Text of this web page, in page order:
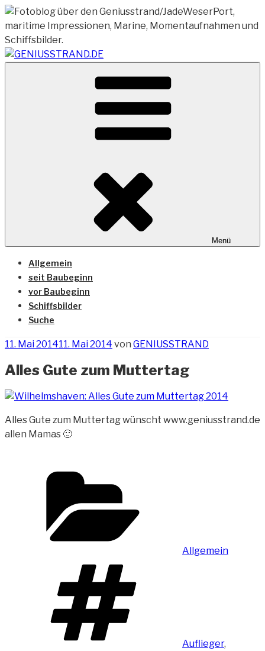
Zum
Inhalt
springen
GENIUSSTRAND.DE
Vom Geniusstrand zum JadeWeserPort/Container
Terminal Wilhelmshaven
Menü
Allgemein
seit Baubeginn
vor Baubeginn
Schiffsbilder
Suche
Veröffentlicht
11. Mai 201411. Mai 2014 von GENIUSSTRAND
Alles Gute zum Muttertag
Alles Gute zum Muttertag wünscht www.geniusstrand.de
allen Mamas 🙂
Allgemein
Auflieger,